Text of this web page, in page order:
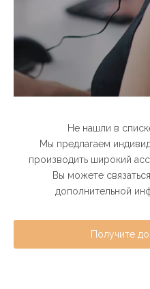
Не нашли в
Мы предлагаем
производить широкий
Вы можете
дополнительной
Получите